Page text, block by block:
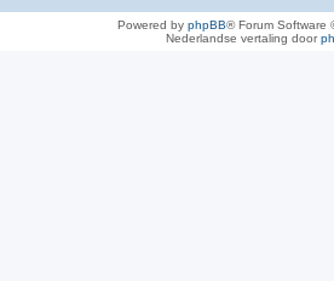
Powered by phpBB® Forum Software
Nederlandse vertaling door